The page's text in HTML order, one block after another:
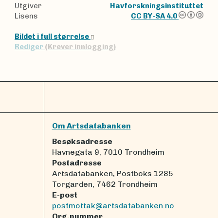
Utgiver
Havforskningsinstituttet
Lisens
CC BY-SA 4.0
Bildet i full størrelse
Rediger (Krever innlogging)
Om Artsdatabanken
Besøksadresse
Havnegata 9, 7010 Trondheim
Postadresse
Artsdatabanken, Postboks 1285
Torgarden, 7462 Trondheim
E-post
postmottak@artsdatabanken.no